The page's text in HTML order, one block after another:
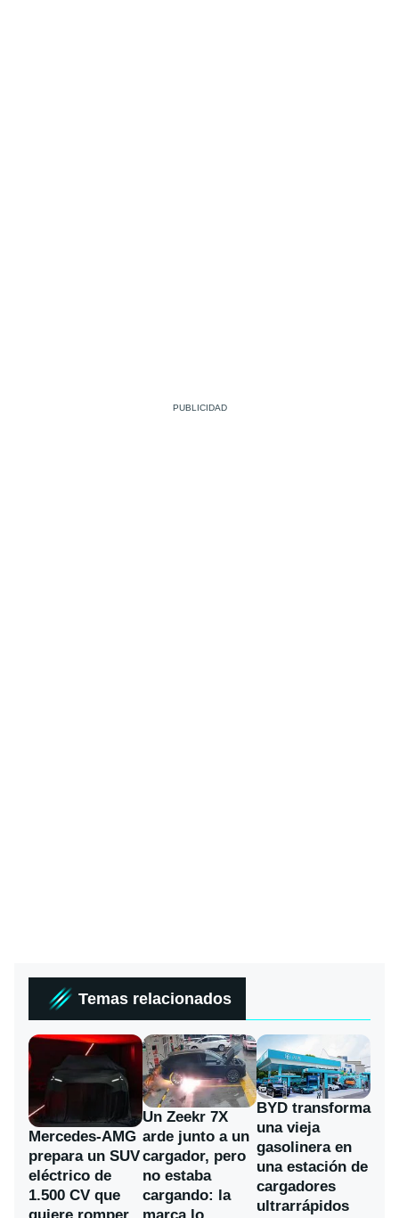
Temas relacionados
Mercedes-AMG
prepara un SUV
eléctrico de
1.500 CV que
quiere romper
Un Zeekr 7X
arde junto a un
cargador, pero
no estaba
cargando: la
BYD transforma
una vieja
gasolinera en
una estación de
cargadores
ultrarrápidos